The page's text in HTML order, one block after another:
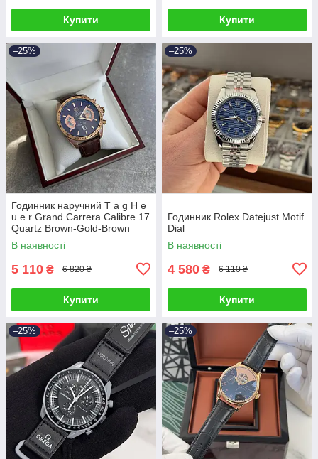
Купити Купити
–25%
Годинник наручний T a g H e
u e r Grand Carrera Calibre 17
Quartz Brown-Gold-Brown
В наявності
5 110 ₴ 6 820 ₴
Купити
–25%
Годинник Rolex Datejust Motif
Dial
В наявності
4 580 ₴ 6 110 ₴
Купити
–25% –25%